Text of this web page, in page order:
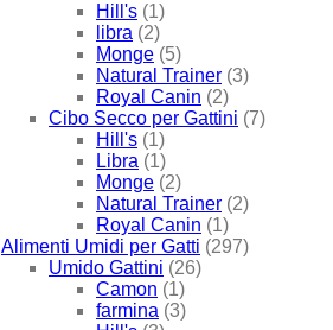
Hill's (1)
libra (2)
Monge (5)
Natural Trainer (3)
Royal Canin (2)
Cibo Secco per Gattini (7)
Hill's (1)
Libra (1)
Monge (2)
Natural Trainer (2)
Royal Canin (1)
Alimenti Umidi per Gatti (297)
Umido Gattini (26)
Camon (1)
farmina (3)